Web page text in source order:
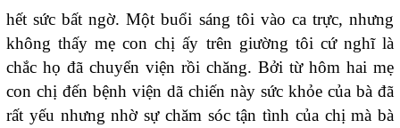
hết sức bất ngờ. Một buổi sáng tôi vào ca trực, nhưng
không thấy mẹ con chị ấy trên giường tôi cứ nghĩ là
chắc họ đã chuyển viện rồi chăng. Bởi từ hôm hai mẹ
con chị đến bệnh viện dã chiến này sức khỏe của bà đã
rất yếu nhưng nhờ sự chăm sóc tận tình của chị mà bà